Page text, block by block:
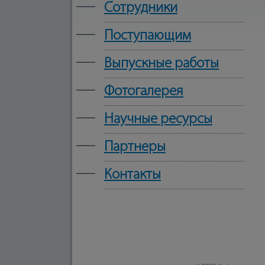
— Сотрудники
— Поступающим
— Выпускные работы
— Фотогалерея
— Научные ресурсы
— Партнеры
— Контакты